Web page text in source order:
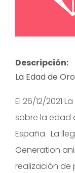
Descripción:
La Edad de
El 26/12/2021
sobre la edad
España. La
Generation
realización de